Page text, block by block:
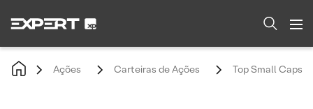
Ações Carteiras de Ações Top Small Caps